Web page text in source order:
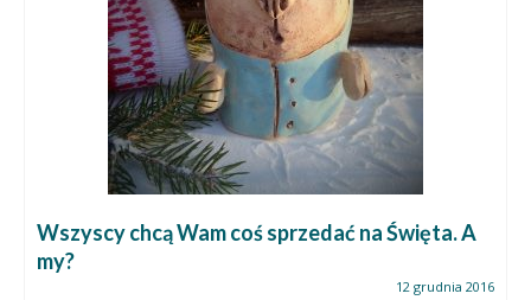
Wszyscy chcą Wam coś sprzedać na Święta. A
my?
12 grudnia 2016